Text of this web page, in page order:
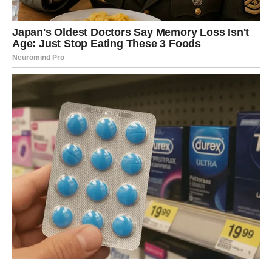
pokažeš emocije bez straha od slabosti
prepoznaš ko je zaista uz tebe
Ljubavna magija dolazi kada prestaneš da se boriš i
Posao i novac – nagrada za
hrabrost
Na poslovnom planu, prvi dani februara donose preokret
koji deluje kao čudo, ali je zapravo nagrada za tvoju
izdrzljivost . Možda nisi video/la rezultate odmah, možda